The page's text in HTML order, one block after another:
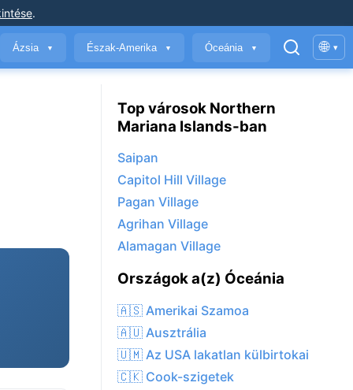
.
Ázsia ▼ Észak-Amerika ▼ Óceánia ▼ 🌐 ▾
Top városok Northern
Mariana Islands-ban
Saipan
Capitol Hill Village
Pagan Village
Agrihan Village
Alamagan Village
Országok a(z) Óceánia
🇦🇸 Amerikai Szamoa
🇦🇺 Ausztrália
🇺🇲 Az USA lakatlan külbirtokai
🇨🇰 Cook-szigetek